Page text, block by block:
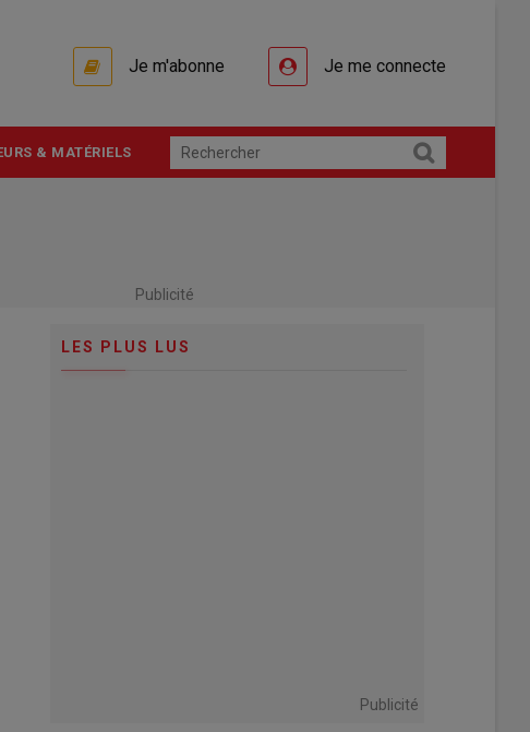
Je m'abonne Je me connecte
& MATÉRIELS
Publicité
LES PLUS LUS
Publicité